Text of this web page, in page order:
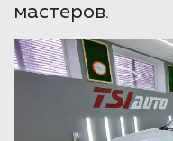
мастеров.